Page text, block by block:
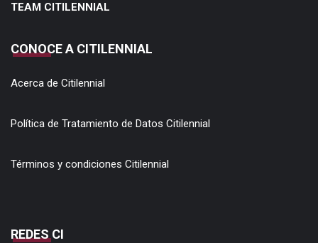
TEAM CITILENNIAL
CONOCE A CITILENNIAL
Acerca de Citilennial
Política de Tratamiento de Datos Citilennial
Términos y condiciones Citilennial
REDES CI